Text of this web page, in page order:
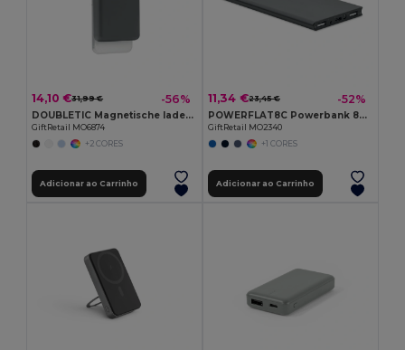
14,10 €31,99 € -56%
DOUBLETIC Magnetische lader 10W
GiftRetail MO6874
+2 CORES
Adicionar ao Carrinho
11,34 €23,45 € -52%
POWERFLAT8C Powerbank 8000 mAh
GiftRetail MO2340
+1 CORES
Adicionar ao Carrinho